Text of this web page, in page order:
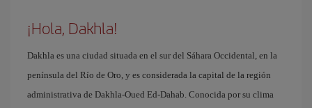
¡Hola, Dakhla!
Dakhla es una ciudad situada en el sur del Sáhara Occidental, en la
península del Río de Oro, y es considerada la capital de la región
administrativa de Dakhla-Oued Ed-Dahab. Conocida por su clima